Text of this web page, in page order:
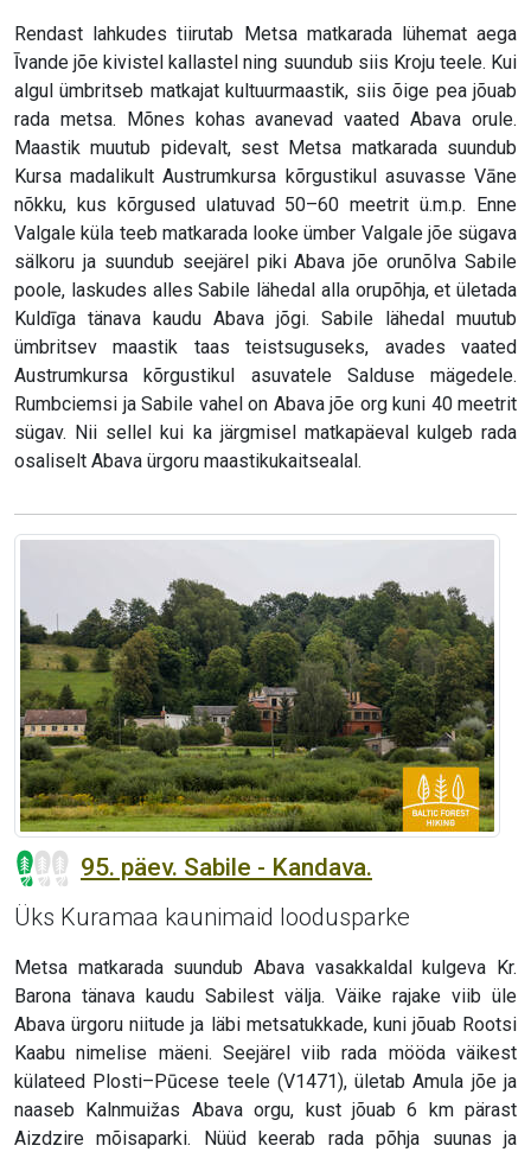
Rendast lahkudes tiirutab Metsa matkarada lühemat aega
Īvande jõe kivistel kallastel ning suundub siis Kroju teele. Kui
algul ümbritseb matkajat kultuurmaastik, siis õige pea jõuab
rada metsa. Mõnes kohas avanevad vaated Abava orule.
Maastik muutub pidevalt, sest Metsa matkarada suundub
Kursa madalikult Austrumkursa kõrgustikul asuvasse Vāne
nõkku, kus kõrgused ulatuvad 50–60 meetrit ü.m.p. Enne
Valgale küla teeb matkarada looke ümber Valgale jõe sügava
sälkoru ja suundub seejärel piki Abava jõe orunõlva Sabile
poole, laskudes alles Sabile lähedal alla orupõhja, et ületada
Kuldīga tänava kaudu Abava jõgi. Sabile lähedal muutub
ümbritsev maastik taas teistsuguseks, avades vaated
Austrumkursa kõrgustikul asuvatele Salduse mägedele.
Rumbciemsi ja Sabile vahel on Abava jõe org kuni 40 meetrit
sügav. Nii sellel kui ka järgmisel matkapäeval kulgeb rada
osaliselt Abava ürgoru maastikukaitsealal.
95. päev. Sabile - Kandava.
Üks Kuramaa kaunimaid loodusparke
Metsa matkarada suundub Abava vasakkaldal kulgeva Kr.
Barona tänava kaudu Sabilest välja. Väike rajake viib üle
Abava ürgoru niitude ja läbi metsatukkade, kuni jõuab Rootsi
Kaabu nimelise mäeni. Seejärel viib rada mööda väikest
külateed Plosti–Pūcese teele (V1471), ületab Amula jõe ja
naaseb Kalnmuižas Abava orgu, kust jõuab 6 km pärast
Aizdzire mõisaparki. Nüüd keerab rada põhja suunas ja